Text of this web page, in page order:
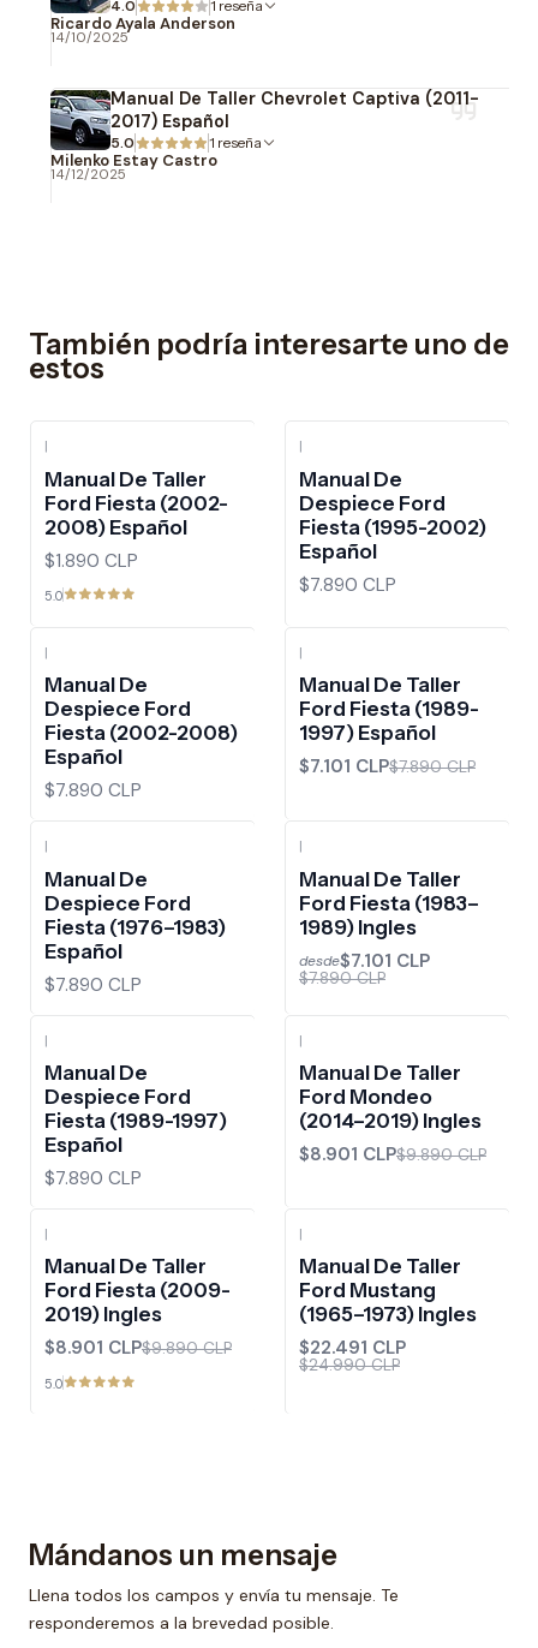
4.0 1 reseña
Ricardo Ayala Anderson
14/10/2025
Manual De Taller Chevrolet Captiva (2011-
2017) Español
5.0 1 reseña
Milenko Estay Castro
14/12/2025
También podría interesarte uno de
estos
|
Manual De Taller
Ford Fiesta (2002-
2008) Español
$1.890 CLP
5.0
|
Manual De
Despiece Ford
Fiesta (1995-2002)
Español
$7.890 CLP
|
Manual De
Despiece Ford
Fiesta (2002-2008)
Español
$7.890 CLP
|
Manual De Taller
Ford Fiesta (1989-
1997) Español
$7.101 CLP$7.890 CLP
|
Manual De
Despiece Ford
Fiesta (1976–1983)
Español
$7.890 CLP
|
Manual De Taller
Ford Fiesta (1983–
1989) Ingles
desde$7.101 CLP
$7.890 CLP
|
Manual De
Despiece Ford
Fiesta (1989-1997)
Español
$7.890 CLP
|
Manual De Taller
Ford Mondeo
(2014–2019) Ingles
$8.901 CLP$9.890 CLP
|
Manual De Taller
Ford Fiesta (2009-
2019) Ingles
$8.901 CLP$9.890 CLP
5.0
|
Manual De Taller
Ford Mustang
(1965–1973) Ingles
$22.491 CLP
$24.990 CLP
Mándanos un mensaje
Llena todos los campos y envía tu mensaje. Te
responderemos a la brevedad posible.